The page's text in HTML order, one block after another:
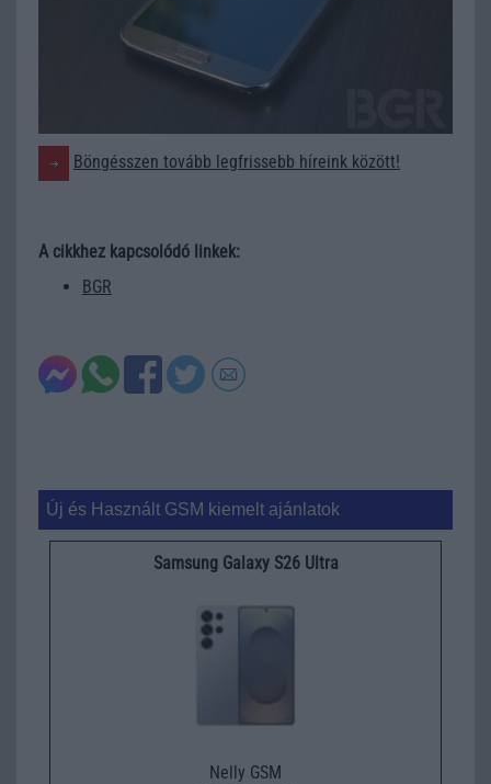
Böngésszen tovább legfrissebb híreink között!
A cikkhez kapcsolódó linkek:
BGR
Új és Használt GSM kiemelt ajánlatok
Samsung Galaxy S26 Ultra
Nelly GSM